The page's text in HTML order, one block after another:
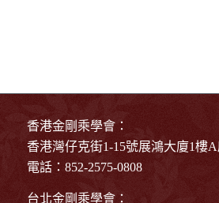
香港金剛乘學會：
香港灣仔克街1-15號展鴻大廈1樓
電話：852-2575-0808
台北金剛乘學會：